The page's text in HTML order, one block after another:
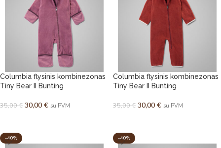
Columbia flysinis kombinezonas
Tiny Bear II Bunting
35,00€ 30,00 € su PVM
Columbia flysinis kombinezonas
Tiny Bear II Bunting
35,00€ 30,00 € su PVM
-40% -40%